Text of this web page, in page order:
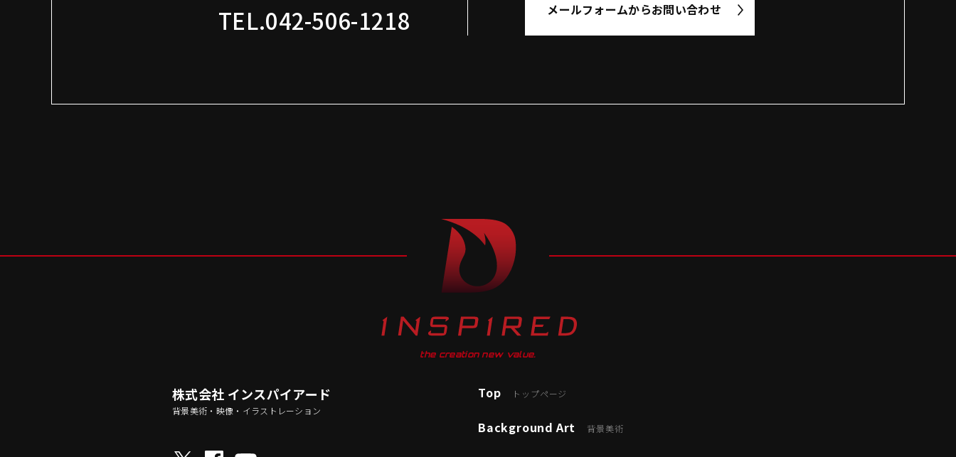
TEL.042-506-1218 メールフォームからお問い合わせ
the creation new value.
株式会社 インスパイアード
背景美術・映像・イラストレーション
Top トップページ
Background Art 背景美術